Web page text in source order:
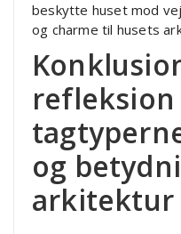
beskytte huset mod
og charme til husets
og
arkitektur